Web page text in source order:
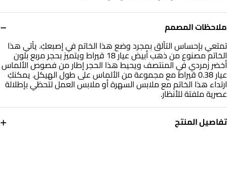
ملاحظات المصمم −
تمتعي بإحساس التألق بمجرد وضع هذا الخاتم في إصبعكِ. يأتي هذا
الخاتم مصنوع من ذهب أبيض عيار 18 قيراط ويتميز بحجر مربع بلون
أخضر زمردي في المنتصف ويحيط هذا الحجر إطار من فصوص الألماس
عيار 0.38 قيراط مع مجموعة من الألماس على طول الهيكل. يمكنكِ
ارتداء هذا الخاتم مع ملابس السهرة أو ملابس العمل لتحظي بإطلالة
عصرية ملفتة للأنظار.
تفاصيل المنتج
+